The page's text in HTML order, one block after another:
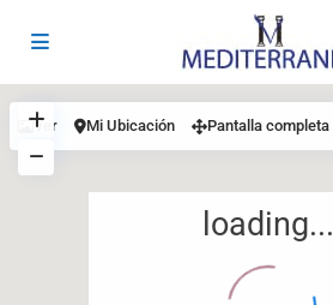
loading...
Ver Mi Ubicación Pantalla completa